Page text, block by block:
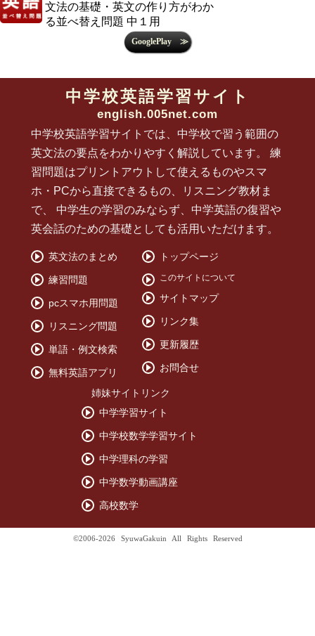
文法の基礎・英文の作り方がわか
る並べ替え問題 中１用
中学校英語学習サイト
english.005net.com
中学校英語学習サイトでは、中学校で習う範囲の
英文法の要点をわかりやすく解説しています。 練
習問題はプリントアウトして使えるものやスマ
ホ・PCから直接できるもの、リスニング教材ま
で、 中学生の学習のみならず、中学英語の復習や
英会話のための基礎としても活用いただけます。
英文法のまとめ
練習問題
pcスマホ用問題
リスニング問題
単語・例文検索
無料英語アプリ
トップページ
このサイトについて
サイトマップ
リンク集
更新履歴
お問合せ
姉妹サイトリンク
中学学習サイト
中学校数学学習サイト
中学理科の学習
中学数学動画講座
高校数学
©2006-2026 SyuwaGakuin All Rights Reserved